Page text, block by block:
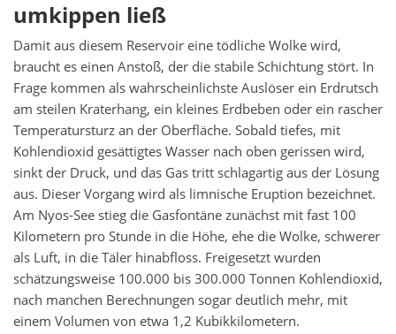
umkippen ließ
Damit aus diesem Reservoir eine tödliche Wolke wird,
braucht es einen Anstoß, der die stabile Schichtung stört. In
Frage kommen als wahrscheinlichste Auslöser ein Erdrutsch
am steilen Kraterhang, ein kleines Erdbeben oder ein rascher
Temperatursturz an der Oberfläche. Sobald tiefes, mit
Kohlendioxid gesättigtes Wasser nach oben gerissen wird,
sinkt der Druck, und das Gas tritt schlagartig aus der Lösung
aus. Dieser Vorgang wird als limnische Eruption bezeichnet.
Am Nyos-See stieg die Gasfontäne zunächst mit fast 100
Kilometern pro Stunde in die Höhe, ehe die Wolke, schwerer
als Luft, in die Täler hinabfloss. Freigesetzt wurden
schätzungsweise 100.000 bis 300.000 Tonnen Kohlendioxid,
nach manchen Berechnungen sogar deutlich mehr, mit
einem Volumen von etwa 1,2 Kubikkilometern.